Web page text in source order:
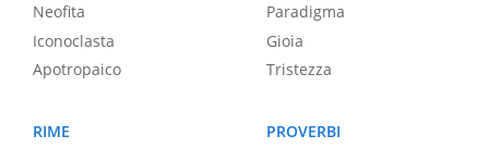
Neofita
Iconoclasta
Apotropaico
Paradigma
Gioia
Tristezza
RIME
PROVERBI